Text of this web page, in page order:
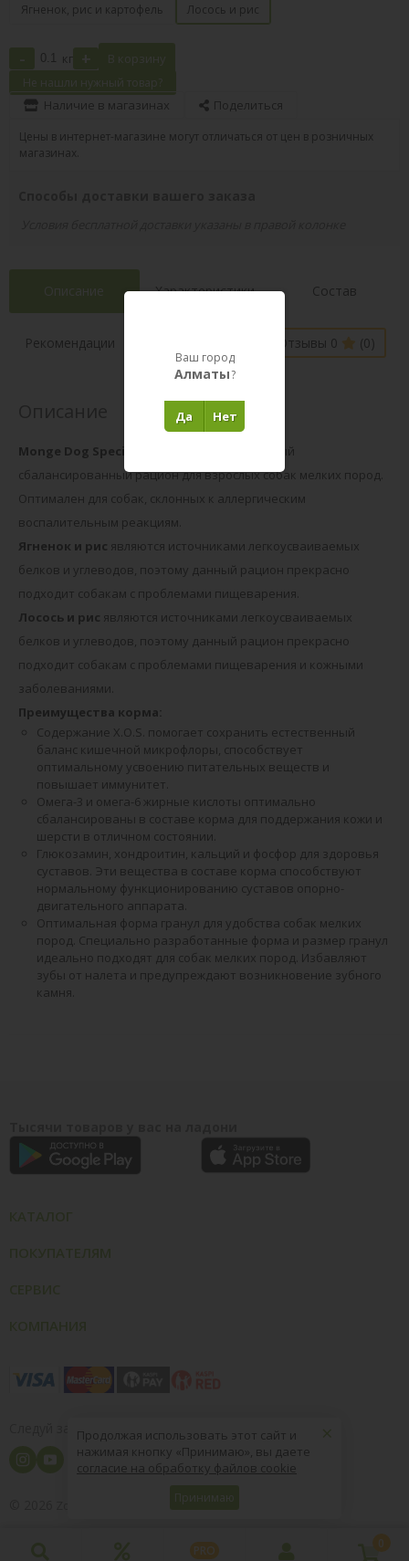
Ягненок, рис и картофель Лосось и рис
- кг + В корзину
Не нашли нужный товар?
Наличие в магазинах Поделиться
Цены в интернет-магазине могут отличаться от цен в розничных
магазинах.
Описание Характеристики Состав
Рекомендации
магазинах
Отзывы 0 (0)
Monge Dog Speciality Mini
- это полноценный
сбалансированный рацион для взрослых собак мелких пород.
Оптимален для собак, склонных к аллергическим
воспалительным реакциям.
Ягненок и рис являются источниками легкоусваиваемых
белков и углеводов, поэтому данный рацион прекрасно
подходит собакам с проблемами пищеварения.
Лосось и рис являются источниками легкоусваиваемых
белков и углеводов, поэтому данный рацион прекрасно
подходит собакам с проблемами пищеварения и кожными
заболеваниями.
Преимущества корма:
Содержание X.O.S. помогает сохранить естественный
баланс кишечной микрофлоры, способствует
оптимальному усвоению питательных веществ и
повышает иммунитет.
Омега-3 и омега-6 жирные кислоты оптимально
сбалансированы в составе корма для поддержания кожи и
шерсти в отличном состоянии.
Глюкозамин, хондроитин, кальций и фосфор для здоровья
суставов. Эти вещества в составе корма способствуют
нормальному функционированию суставов опорно-
двигательного аппарата.
Оптимальная форма гранул для удобства собак мелких
пород. Специально разработанные форма и размер гранул
идеально подходят для собак мелких пород. Избавляют
зубы от налета и предупреждают возникновение зубного
камня.
Следуй за нами
8 (800) 004-09-40
PRO 0
×
Продолжая использовать этот сайт и
нажимая кнопку «Принимаю», вы даете
согласие на обработку файлов cookie
Принимаю
Ваш город
Алматы?
Нет
Да